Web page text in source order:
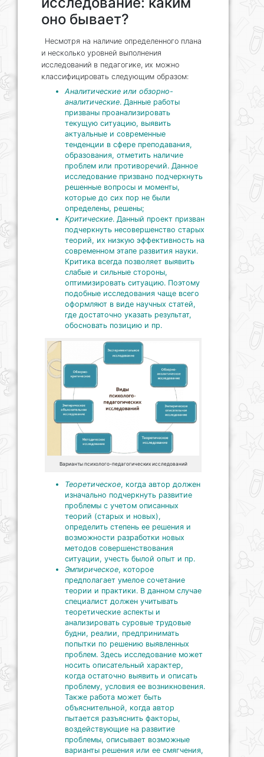
оно бывает?
Несмотря на наличие определенного плана
и несколько уровней выполнения
исследований в педагогике, их можно
классифицировать следующим образом:
Аналитические или обзорно-
аналитические. Данные работы
призваны проанализировать
текущую ситуацию, выявить
актуальные и современные
тенденции в сфере преподавания,
образования, отметить наличие
проблем или противоречий. Данное
исследование призвано подчеркнуть
решенные вопросы и моменты,
которые до сих пор не были
определены, решены;
Критические. Данный проект призван
подчеркнуть несовершенство старых
теорий, их низкую эффективность на
современном этапе развития науки.
Критика всегда позволяет выявить
слабые и сильные стороны,
оптимизировать ситуацию. Поэтому
подобные исследования чаще всего
оформляют в виде научных статей,
где достаточно указать результат,
обосновать позицию и пр.
Варианты психолого-педагогических исследований
Теоретическое, когда автор должен
изначально подчеркнуть развитие
проблемы с учетом описанных
теорий (старых и новых),
определить степень ее решения и
возможности разработки новых
методов совершенствования
ситуации, учесть былой опыт и пр.
Эмпирическое, которое
предполагает умелое сочетание
теории и практики. В данном случае
специалист должен учитывать
теоретические аспекты и
анализировать суровые трудовые
будни, реалии, предпринимать
попытки по решению выявленных
проблем. Здесь исследование может
носить описательный характер,
когда остаточно выявить и описать
проблему, условия ее возникновения.
Также работа может быть
объяснительной, когда автор
пытается разъяснить факторы,
воздействующие на развитие
проблемы, описывает возможные
варианты решения или ее смягчения,